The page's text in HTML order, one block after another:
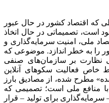
که اقتصاد کشور در حال عبور
است، تصمیماتی در حال اتخاذ
ملی، امنیت سرمایه‌گذاری و
را به خطر اندازد. موضوعی که
نظارت بر سازمان‌های صنفی
خاص فعالیت سکوهای آنلاین
مطرح شده، از مصادیق بارز
منافع ملی است؛ تصمیمی که
برای تولید – قرار